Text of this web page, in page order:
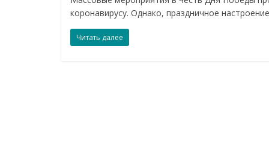
коронавирусу. Однако, праздничное настроение
Читать далее